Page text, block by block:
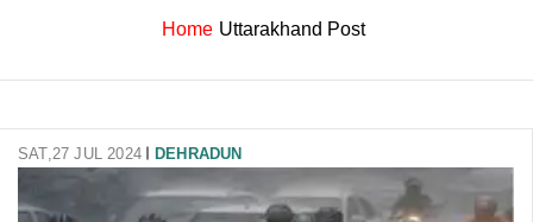
Home Uttarakhand Post
SAT,27 JUL 2024 DEHRADUN